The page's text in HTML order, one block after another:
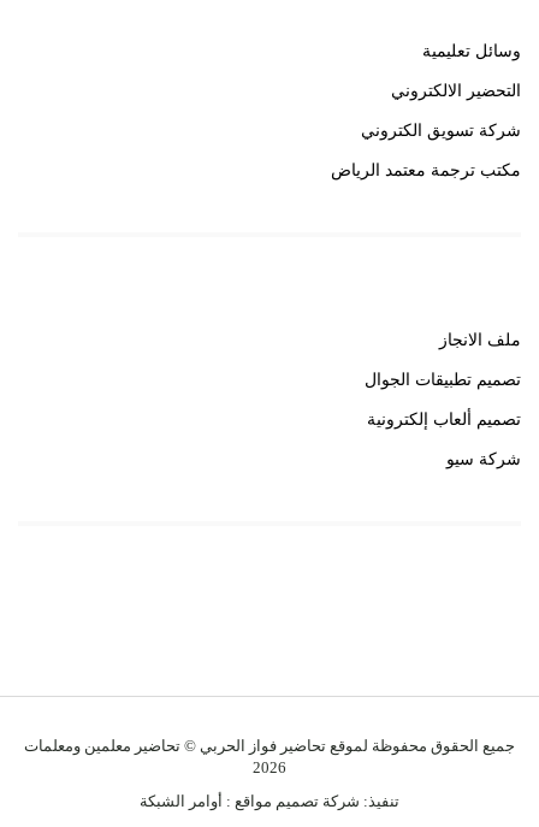
وسائل تعليمية
التحضير الالكتروني
شركة تسويق الكتروني
مكتب ترجمة معتمد الرياض
ملف الانجاز
تصميم تطبيقات الجوال
تصميم ألعاب إلكترونية
شركة سيو
جميع الحقوق محفوظة لموقع تحاضير فواز الحربي © تحاضير معلمين ومعلمات
2026
تنفيذ: شركة تصميم مواقع : أوامر الشبكة